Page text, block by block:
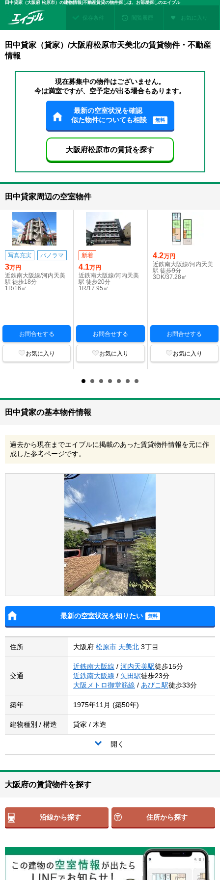
田中貸家（大阪府 松原市）の建物情報|不動産賃貸の物件探しは、お部屋探しのエイブル
保存条件 閲覧履歴 お気に入り
田中貸家（貸家）/大阪府松原市天美北の賃貸物件・不動産
情報
現在募集中の物件はございません。
今は満室ですが、空予定が出る場合もあります。
最新の空室状況を確認
似た物件についても相談
無料
大阪府松原市の賃貸を探す
田中貸家周辺の空室物件
写真充実 パノラマ
3万円
近鉄南大阪線/河内天美
駅 徒歩18分
1R/16㎡
お問合せする
お気に入り
新着
4.1万円
近鉄南大阪線/河内天美
駅 徒歩20分
1R/17.95㎡
お問合せする
お気に入り
4.2万円
近鉄南大阪線/河内天美
駅 徒歩9分
3DK/37.28㎡
お問合せする
お気に入り
田中貸家の基本物件情報
過去から現在までエイブルに掲載のあった賃貸物件情報を元に作
成した参考ページです。
最新の空室状況を知りたい
住所 大阪府 松原市 天美北 3丁目
交通
近鉄南大阪線 / 河内天美駅徒歩15分
近鉄南大阪線 / 矢田駅徒歩23分
大阪メトロ御堂筋線 / あびこ駅徒歩33分
築年 1975年11月 (築50年)
建物種別 / 構造 貸家 / 木造
開く
大阪府の賃貸物件を探す
沿線から探す 住所から探す